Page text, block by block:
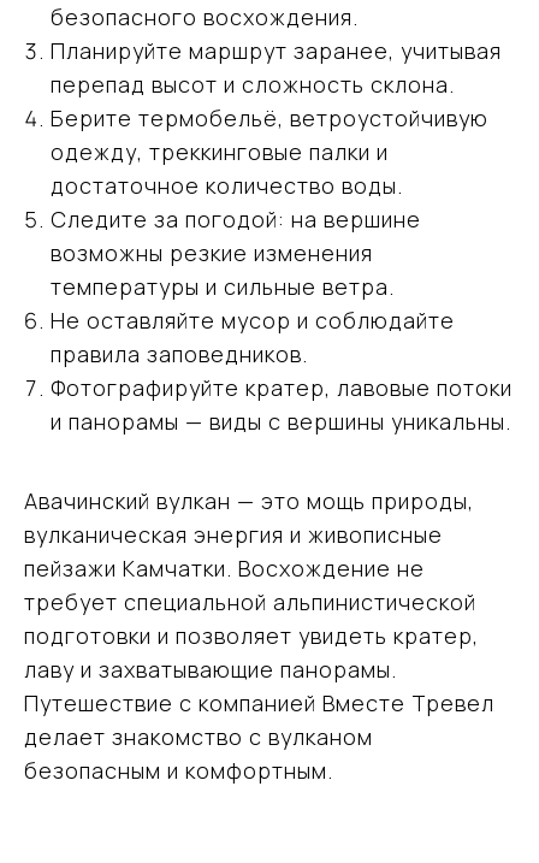
безопасного восхождения.
Планируйте маршрут заранее, учитывая
перепад высот и сложность склона.
Берите термобельё, ветроустойчивую
одежду, треккинговые палки и
достаточное количество воды.
Следите за погодой: на вершине
возможны резкие изменения
температуры и сильные ветра.
Не оставляйте мусор и соблюдайте
правила заповедников.
Фотографируйте кратер, лавовые потоки
и панорамы — виды с вершины уникальны.
Авачинский вулкан — это мощь природы,
вулканическая энергия и живописные
пейзажи Камчатки. Восхождение не
требует специальной альпинистической
подготовки и позволяет увидеть кратер,
лаву и захватывающие панорамы.
Путешествие с компанией Вместе Тревел
делает знакомство с вулканом
безопасным и комфортным.
Ваш надёжный партнёр
в мире открытий
и приключений
Навигация
Направления
Подбор туров на Камчатку
О компании
Отзывы
Блог
Контакты
Карта сайта